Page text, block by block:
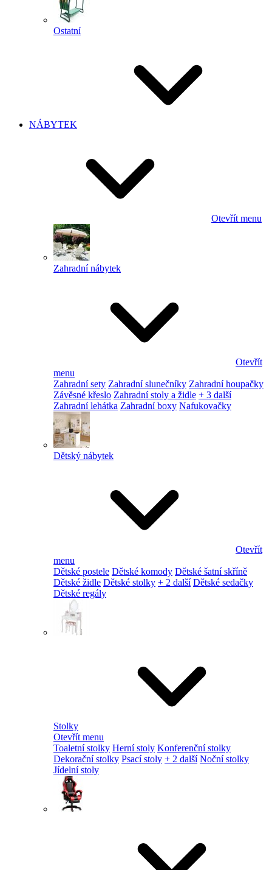
Ostatní
NÁBYTEK
Otevřít menu
Zahradní nábytek
Otevřít
menu
Zahradní sety Zahradní slunečníky Zahradní houpačky
Závěsné křeslo Zahradní stoly a židle + 3 další
Zahradní lehátka Zahradní boxy Nafukovačky
Dětský nábytek
Otevřít
menu
Dětské postele Dětské komody Dětské šatní skříně
Dětské židle Dětské stolky + 2 další Dětské sedačky
Dětské regály
Stolky
Otevřít menu
Toaletní stolky Herní stoly Konferenční stolky
Dekorační stolky Psací stoly + 2 další Noční stolky
Jídelní stoly